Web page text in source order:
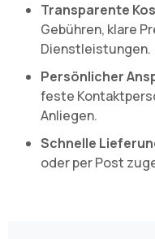
Transparente
Gebühren, klare
Dienstleistungen.
Persönlicher
feste
Anliegen.
Schnelle
oder per Post